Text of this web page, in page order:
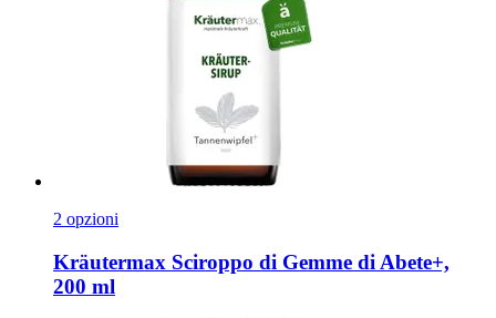
2 opzioni
Kräutermax Sciroppo di Gemme di Abete+,
200 ml